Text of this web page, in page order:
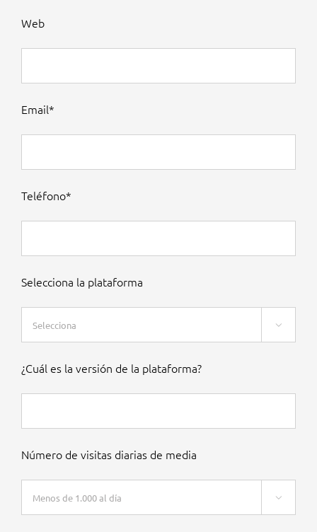
Web
Email*
Teléfono*
Selecciona la plataforma

¿Cuál es la versión de la plataforma?
Número de visitas diarias de media
